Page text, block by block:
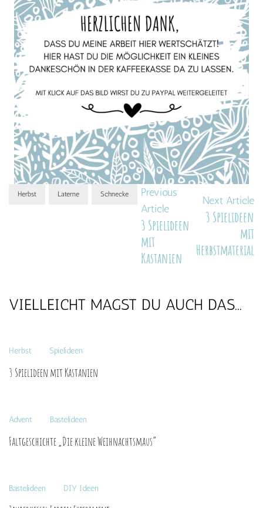
Herbst Laterne Schnecke
POST
NAVIGATION
Previous
Article
3 Spielideen
mit
Kastanien
Next Article
3 Spielideen
mit
Herbstmaterial
VIELLEICHT MAGST DU AUCH DAS...
Herbst Spielideen
3 Spielideen mit Kastanien
Advent Bastelideen
Faltgeschichte „Die kleine Weihnachtsmaus“
Bastelideen DIY Ideen